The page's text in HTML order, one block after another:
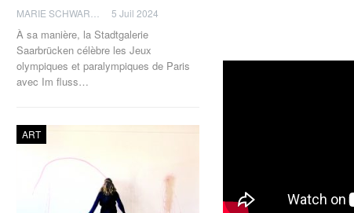
5 Juil 2024
À sa manière, la Stadtgalerie
Saarbrücken célèbre les Jeux
olympiques et paralympiques de Paris
avec Im fluss…
ART